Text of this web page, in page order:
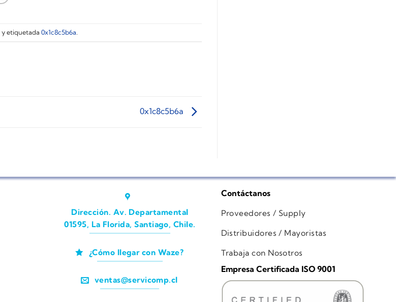
y etiquetada 0x1c8c5b6a
0x1c8c5b6a
Dirección. Av. Departamental
01595, La Florida, Santiago, Chile.
¿Cómo llegar con Waze?
ventas@servicomp.cl
Contáctanos
Proveedores / Supply
Distribuidores / Mayoristas
Trabaja con Nosotros
Empresa Certificada ISO 9001